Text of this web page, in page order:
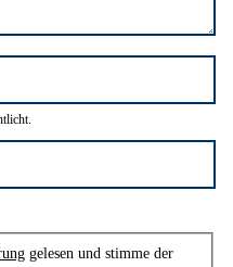
gelesen und stimme der